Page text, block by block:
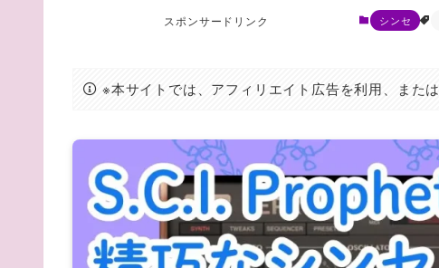
スポンサードリンク シンセ
※本サイトでは、アフィリエイト広告を利用、また